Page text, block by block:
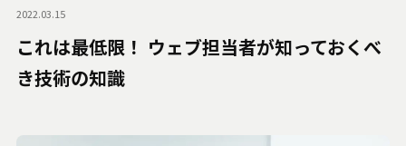
2022.03.15
これは最低限！ ウェブ担当者が知っておくべ
き技術の知識